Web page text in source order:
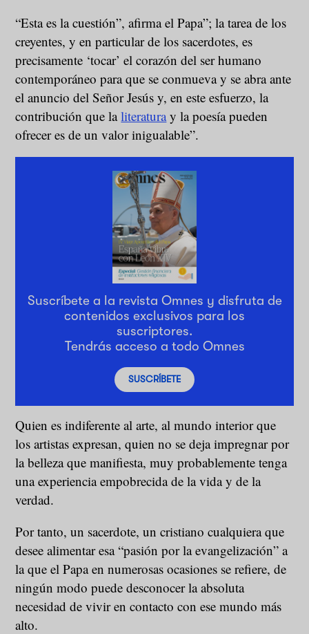
“Esta es la cuestión”, afirma el Papa”; la tarea de los
creyentes, y en particular de los sacerdotes, es
precisamente ‘tocar’ el corazón del ser humano
contemporáneo para que se conmueva y se abra ante
el anuncio del Señor Jesús y, en este esfuerzo, la
contribución que laliteraturay la poesía pueden
ofrecer es de un valor inigualable”.
Suscríbete a la revista Omnes y disfruta de
contenidos exclusivos para los
suscriptores.
Tendrás acceso a todo Omnes
SUSCRÍBETE
Quien es indiferente al arte, al mundo interior que
los artistas expresan, quien no se deja impregnar por
la belleza que manifiesta, muy probablemente tenga
una experiencia empobrecida de la vida y de la
verdad.
Por tanto, un sacerdote, un cristiano cualquiera que
desee alimentar esa “pasión por la evangelización” a
la que el Papa en numerosas ocasiones se refiere, de
ningún modo puede desconocer la absoluta
necesidad de vivir en contacto con ese mundo más
alto.